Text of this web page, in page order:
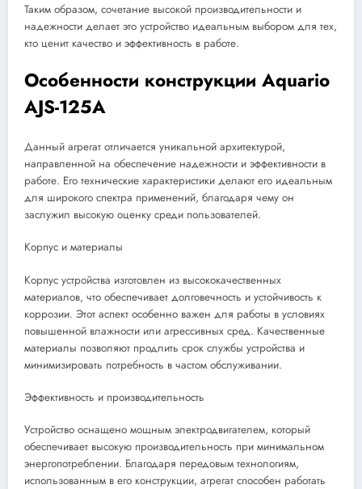
Таким образом, сочетание высокой производительности и
надежности делает это устройство идеальным выбором для тех,
кто ценит качество и эффективность в работе.
Особенности конструкции Aquario
AJS-125A
Данный агрегат отличается уникальной архитектурой,
направленной на обеспечение надежности и эффективности в
работе. Его технические характеристики делают его идеальным
для широкого спектра применений, благодаря чему он
заслужил высокую оценку среди пользователей.
Корпус и материалы
Корпус устройства изготовлен из высококачественных
материалов, что обеспечивает долговечность и устойчивость к
коррозии. Этот аспект особенно важен для работы в условиях
повышенной влажности или агрессивных сред. Качественные
материалы позволяют продлить срок службы устройства и
минимизировать потребность в частом обслуживании.
Эффективность и производительность
Устройство оснащено мощным электродвигателем, который
обеспечивает высокую производительность при минимальном
энергопотреблении. Благодаря передовым технологиям,
использованным в его конструкции, агрегат способен работать